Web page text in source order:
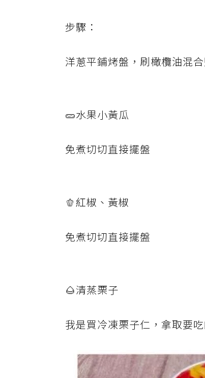
步驟：
洋蔥平鋪烤盤，刷橄欖油混
🥒水果小黃瓜
免煮切切直接擺盤
🫑紅椒、黃椒
免煮切切直接擺盤
🌰清蒸栗子
我是買冷凍栗子仁，拿取要